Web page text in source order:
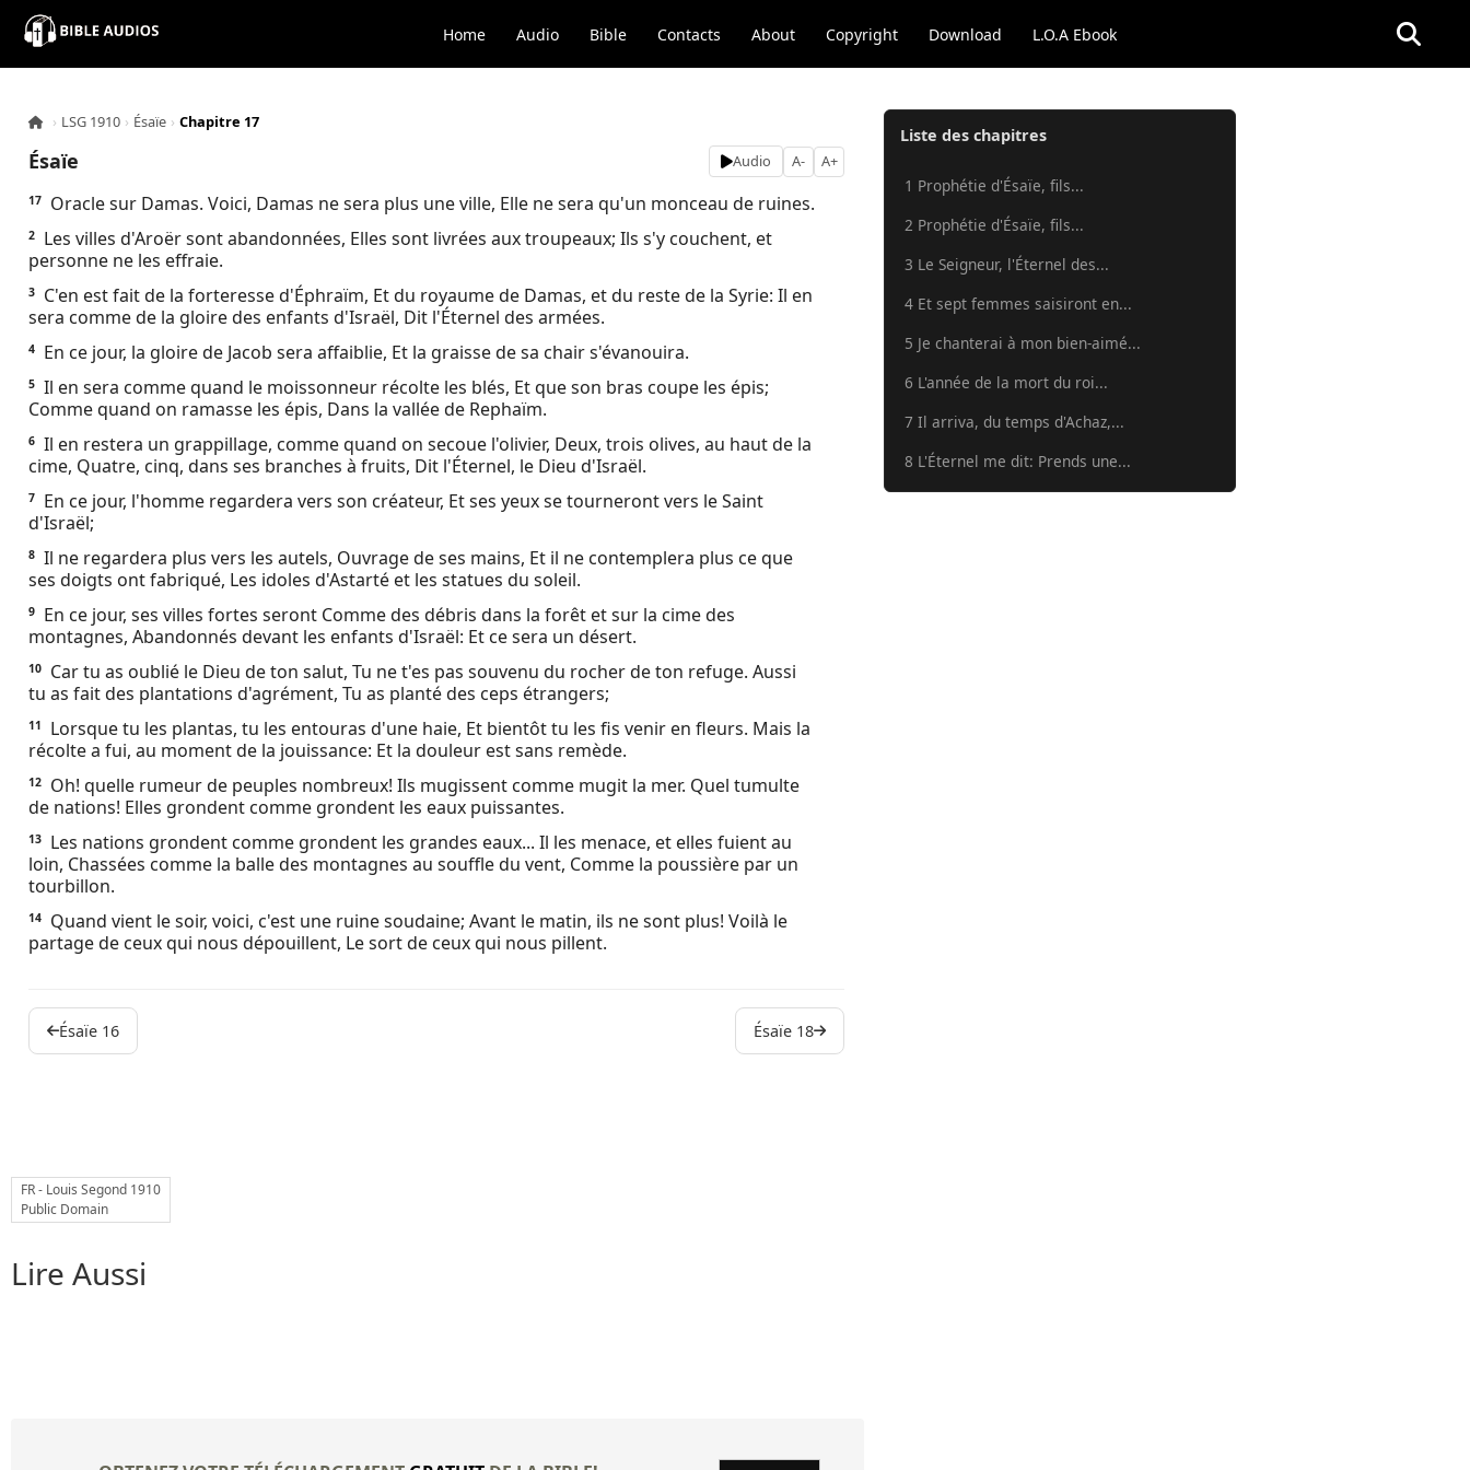
Home Audio Bible Contacts About Copyright Download L.O.A Ebook
×
Audio
Bible
Contacts
About
Copyright
Download
L.O.A
Ebook
› LSG 1910 › Ésaïe › Chapitre 17
Ésaïe Audio A- A+
17 Oracle sur Damas. Voici, Damas ne sera plus une ville, Elle ne sera qu'un monceau de ruines.
2
Les villes d'Aroër sont abandonnées, Elles sont livrées aux troupeaux; Ils s'y couchent, et
personne ne les effraie.
3
C'en est fait de la forteresse d'Éphraïm, Et du royaume de Damas, et du reste de la Syrie: Il en
sera comme de la gloire des enfants d'Israël, Dit l'Éternel des armées.
4 En ce jour, la gloire de Jacob sera affaiblie, Et la graisse de sa chair s'évanouira.
5 Il en sera comme quand le moissonneur récolte les blés, Et que son bras coupe les épis;
Comme quand on ramasse les épis, Dans la vallée de Rephaïm.
6 Il en restera un grappillage, comme quand on secoue l'olivier, Deux, trois olives, au haut de la
cime, Quatre, cinq, dans ses branches à fruits, Dit l'Éternel, le Dieu d'Israël.
7
En ce jour, l'homme regardera vers son créateur, Et ses yeux se tourneront vers le Saint
d'Israël;
8 Il ne regardera plus vers les autels, Ouvrage de ses mains, Et il ne contemplera plus ce que
ses doigts ont fabriqué, Les idoles d'Astarté et les statues du soleil.
9
En ce jour, ses villes fortes seront Comme des débris dans la forêt et sur la cime des
montagnes, Abandonnés devant les enfants d'Israël: Et ce sera un désert.
10
Car tu as oublié le Dieu de ton salut, Tu ne t'es pas souvenu du rocher de ton refuge. Aussi
tu as fait des plantations d'agrément, Tu as planté des ceps étrangers;
11
Lorsque tu les plantas, tu les entouras d'une haie, Et bientôt tu les fis venir en fleurs. Mais la
récolte a fui, au moment de la jouissance: Et la douleur est sans remède.
12
Oh! quelle rumeur de peuples nombreux! Ils mugissent comme mugit la mer. Quel tumulte
de nations! Elles grondent comme grondent les eaux puissantes.
13
Les nations grondent comme grondent les grandes eaux... Il les menace, et elles fuient au
loin, Chassées comme la balle des montagnes au souffle du vent, Comme la poussière par un
tourbillon.
14
Quand vient le soir, voici, c'est une ruine soudaine; Avant le matin, ils ne sont plus! Voilà le
partage de ceux qui nous dépouillent, Le sort de ceux qui nous pillent.
Ésaïe 16 Ésaïe 18
Liste des chapitres
1 Prophétie d'Ésaïe, fils...
2 Prophétie d'Ésaïe, fils...
3 Le Seigneur, l'Éternel des...
4 Et sept femmes saisiront en...
5 Je chanterai à mon bien-aimé...
6 L'année de la mort du roi...
7 Il arriva, du temps d'Achaz,...
8 L'Éternel me dit: Prends une...
FR - Louis Segond 1910
Public Domain
Lire Aussi